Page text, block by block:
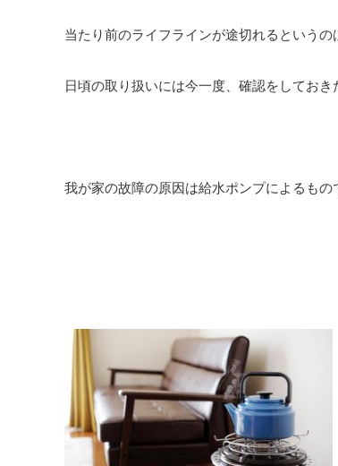
当たり前のライフラインが途切れるというの
日頃の取り扱いには今一度、確認をしておき
我が家の故障の原因は給水ポンプによるもの